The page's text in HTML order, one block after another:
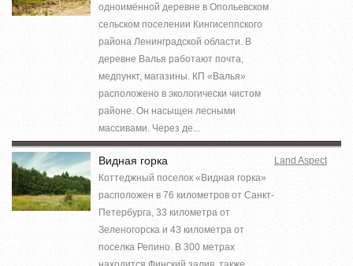
одноимённой деревне в Опольевском
сельском поселении Кингисеппского
района Ленинградской области. В
деревне Валья работают почта,
медпункт, магазины. КП «Валья»
расположено в экологически чистом
районе. Он насыщен лесными
массивами. Через де...
Видная горка
Коттеджный поселок «Видная горка»
расположен в 76 километров от Санкт-
Петербурга, 33 километра от
Зеленогорска и 43 километра от
поселка Репино. В 300 метрах
Land Aspect